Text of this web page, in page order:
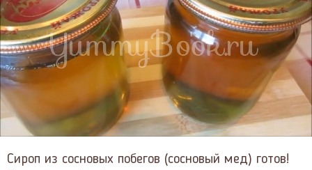
Сироп из сосновых побегов (сосновый мед) готов!